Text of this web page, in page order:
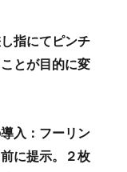
指にてピンチ
とが目的に変
入：フーリン
に提示。２枚